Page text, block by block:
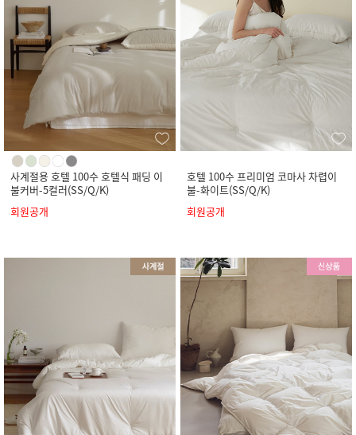
사계절용 호텔 100수 호텔식 패딩 이
불커버-5컬러(SS/Q/K)
회원공개
호텔 100수 프리미엄 코마사 차렵이
불-화이트(SS/Q/K)
회원공개